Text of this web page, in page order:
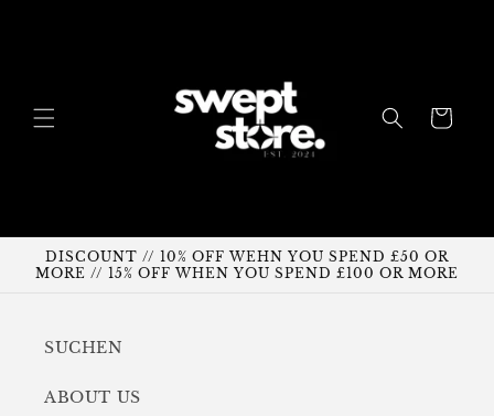
Warenkorb
DISCOUNT // 10% OFF WEHN YOU SPEND £50 OR
MORE // 15% OFF WHEN YOU SPEND £100 OR MORE
SUCHEN
ABOUT US